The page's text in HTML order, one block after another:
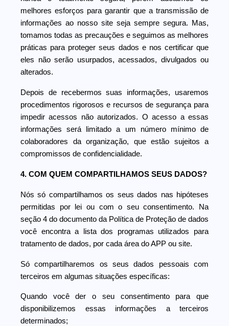
melhores esforços para garantir que a transmissão de
informações ao nosso site seja sempre segura. Mas,
tomamos todas as precauções e seguimos as melhores
práticas para proteger seus dados e nos certificar que
eles não serão usurpados, acessados, divulgados ou
alterados.
Depois de recebermos suas informações, usaremos
procedimentos rigorosos e recursos de segurança para
impedir acessos não autorizados. O acesso a essas
informações será limitado a um número mínimo de
colaboradores da organização, que estão sujeitos a
compromissos de confidencialidade.
4. COM QUEM COMPARTILHAMOS SEUS DADOS?
Nós só compartilhamos os seus dados nas hipóteses
permitidas por lei ou com o seu consentimento. Na
seção 4 do documento da Política de Proteção de dados
você encontra a lista dos programas utilizados para
tratamento de dados, por cada área do APP ou site.
Só compartilharemos os seus dados pessoais com
terceiros em algumas situações específicas:
Quando você der o seu consentimento para que
disponibilizemos essas informações a terceiros
determinados;